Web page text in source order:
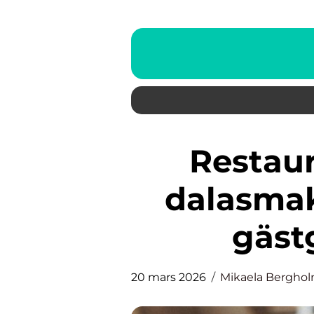
Restaurang tällberg där
20 mars 2026 Mikaela